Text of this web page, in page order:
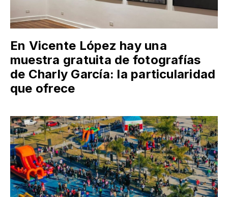
En Vicente López hay una
muestra gratuita de fotografías
de Charly García: la particularidad
que ofrece